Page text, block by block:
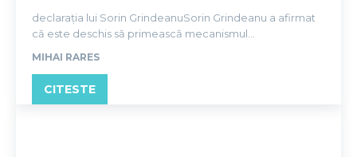
declarația lui Sorin GrindeanuSorin Grindeanu a afirmat
că este deschis să primească mecanismul...
MIHAI RARES
CITESTE